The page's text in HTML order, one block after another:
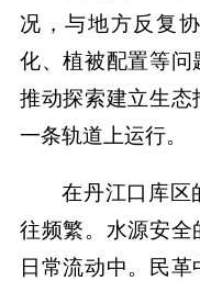
况，与地方反复
化、植被配置等
推动探索建立生态
一条轨道上运行。
在丹江口库区
往频繁。水源安全
日常流动中。民